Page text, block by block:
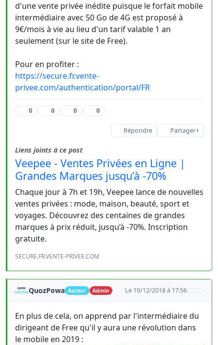
d'une vente privée inédite puisque le forfait mobile
intermédiaire avec 50 Go de 4G est proposé à
9€/mois à vie au lieu d'un tarif valable 1 an
seulement (sur le site de Free).
Pour en profiter :
https://secure.fr.vente-
privee.com/authentication/portal/FR
0 0 0 0
Répondre Partager
Liens joints à ce post
Veepee - Ventes Privées en Ligne |
Grandes Marques jusqu’à -70%
Chaque jour à 7h et 19h, Veepee lance de nouvelles
ventes privées : mode, maison, beauté, sport et
voyages. Découvrez des centaines de grandes
marques à prix réduit, jusqu’à -70%. Inscription
gratuite.
SECURE.FR.VENTE-PRIVEE.COM
QuozPowa Auteur Admin Le 10/12/2018 à 17:56
En plus de cela, on apprend par l'intermédiaire du
dirigeant de Free qu'il y aura une révolution dans
le mobile en 2019 :